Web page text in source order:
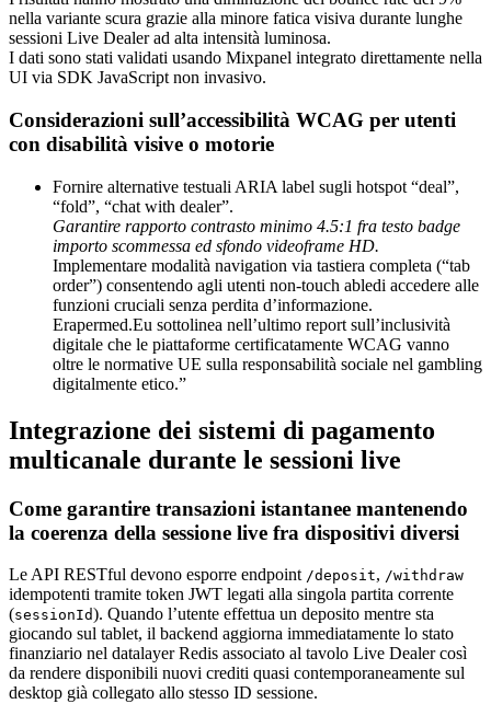
nella variante scura grazie alla minore fatica visiva durante lunghe
sessioni Live Dealer ad alta intensità luminosa.
I dati sono stati validati usando Mixpanel integrato direttamente nella
UI via SDK JavaScript non invasivo.
Considerazioni sull’accessibilità WCAG per utenti
con disabilità visive o motorie
Fornire alternative testuali ARIA label sugli hotspot “deal”,
“fold”, “chat with dealer”.
Garantire rapporto contrasto minimo 4.5:1 fra testo badge
importo scommessa ed sfondo videoframe HD.
Implementare modalità navigation via tastiera completa (“tab
order”) consentendo agli utenti non‐touch abledi accedere alle
funzioni cruciali senza perdita d’informazione.
Erapermed.Eu sottolinea nell’ultimo report sull’inclusività
digitale che le piattaforme certificatamente WCAG vanno
oltre le normative UE sulla responsabilità sociale nel gambling
digitalmente etico.”
Integrazione dei sistemi di pagamento
multicanale durante le sessioni live
Come garantire transazioni istantanee mantenendo
la coerenza della sessione live fra dispositivi diversi
Le API RESTful devono esporre endpoint /deposit, /withdraw
idempotenti tramite token JWT legati alla singola partita corrente
(sessionId). Quando l’utente effettua un deposito mentre sta
giocando sul tablet, il backend aggiorna immediatamente lo stato
finanziario nel datalayer Redis associato al tavolo Live Dealer così
da rendere disponibili nuovi crediti quasi contemporaneamente sul
desktop già collegato allo stesso ID sessione.